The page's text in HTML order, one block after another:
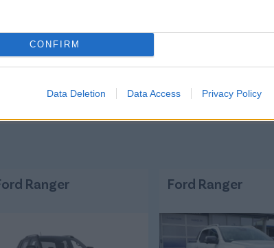
CONFIRM
Data Deletion Data Access Privacy Policy
Ranger Ford Ranger